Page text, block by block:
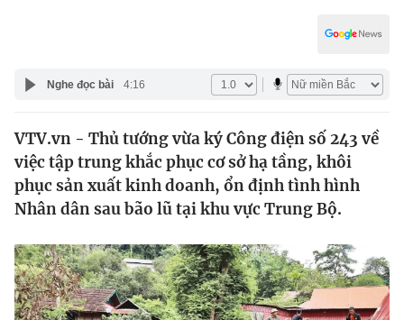
Y tế
Thế giới
Tin tức
Thế giới đó đây
Câu chuyện quốc tế
Kinh tế
Thị trường
Góc doanh nghiệp
Dữ liệu và đời sống
Truyền hình
Nghe đọc bài 4:16
VTV.vn - Thủ tướng vừa ký Công điện số 243 về
việc tập trung khắc phục cơ sở hạ tầng, khôi
phục sản xuất kinh doanh, ổn định tình hình
Nhân dân sau bão lũ tại khu vực Trung Bộ.